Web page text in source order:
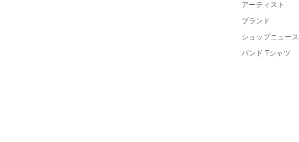
アーティスト
ブランド
ショップニュース
バンド Tシャツ